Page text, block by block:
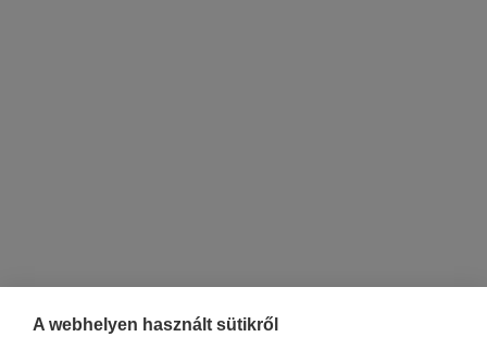
A webhelyen használt sütikről